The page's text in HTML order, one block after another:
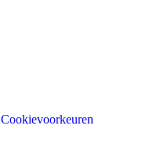
Cookievoorkeuren